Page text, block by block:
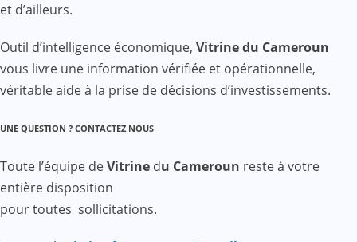
et d’ailleurs.
Outil d’intelligence économique, Vitrine du Cameroun
vous livre une information vérifiée et opérationnelle,
véritable aide à la prise de décisions d’investissements.
UNE QUESTION ? CONTACTEZ NOUS
Toute l’équipe deVitrine du Cameroun reste à votre
entière disposition
pour toutes sollicitations.